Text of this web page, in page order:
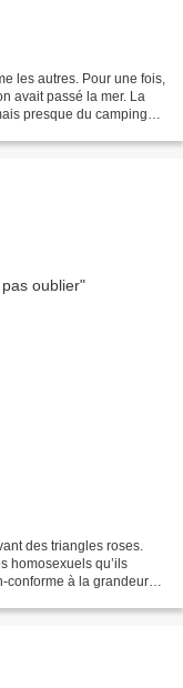
les autres. Pour une fois,
avait passé la mer. La
presque du camping
des triangles roses.
homosexuels qu’ils
conforme à la grandeur